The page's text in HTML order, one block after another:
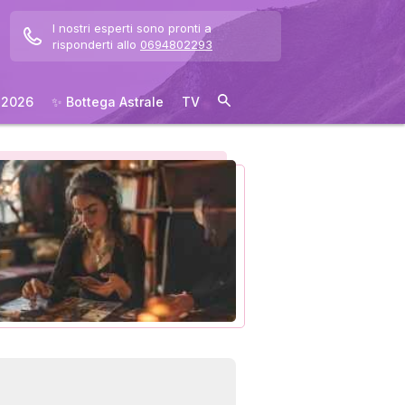
I nostri esperti sono pronti a
risponderti allo 0694802293
2026 ✨ Bottega Astrale TV